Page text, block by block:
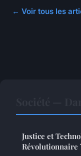
← Voir tous les
Justice et
Révolutionnaire